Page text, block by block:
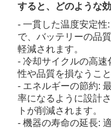
すると、どのような
- 一貫した温度安定性
で、バッテリーの品
軽減されます。
- 冷却サイクルの高
性や品質を損なうこ
- エネルギーの節約:
率になるように設計
トが削減されます。
- 機器の寿命の延長: